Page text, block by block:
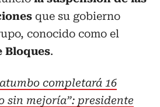
que su gobierno
conocido como el
Bloques.
completará 16
sin mejoría”: presidente